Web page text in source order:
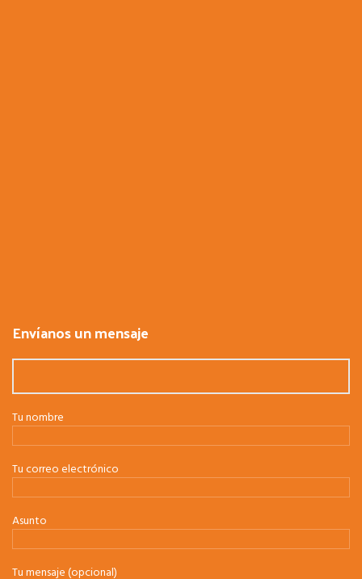
Envíanos un mensaje
Tu nombre
Tu correo electrónico
Asunto
Tu mensaje (opcional)